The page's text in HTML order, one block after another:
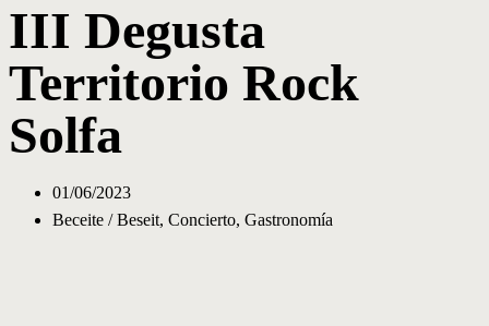
III Degusta
Territorio Rock
Solfa
01/06/2023
Beceite / Beseit, Concierto, Gastronomía